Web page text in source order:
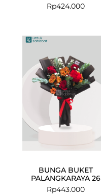
Rp424.000
BUNGA BUKET
PALANGKARAYA 26
Rp443.000